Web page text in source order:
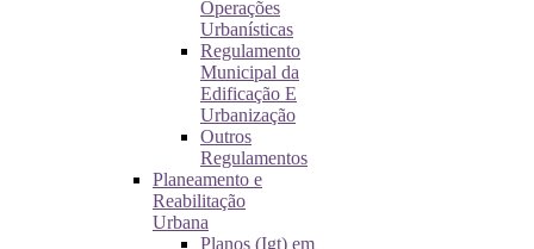
Operações
Urbanísticas
Regulamento
Municipal da
Edificação E
Urbanização
Outros
Regulamentos
Planeamento e
Reabilitação
Urbana
Planos (Igt) em